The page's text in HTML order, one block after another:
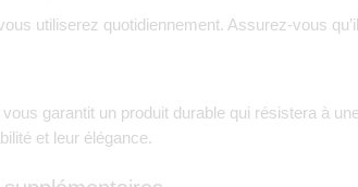
utiliserez quotidiennement. Assurez-vous
garantit un produit durable qui résistera à
et leur élégance.